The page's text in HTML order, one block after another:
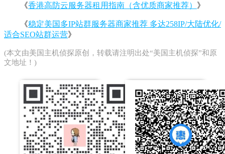
《香港高防云服务器租用指南（含优质商家推荐） 》
《稳定美国多IP站群服务器商家推荐 多达258IP/大陆优化/
适合SEO站群运营》
(本文由美国主机侦探原创，转载请注明出处“美国主机侦探”和原
文地址！)